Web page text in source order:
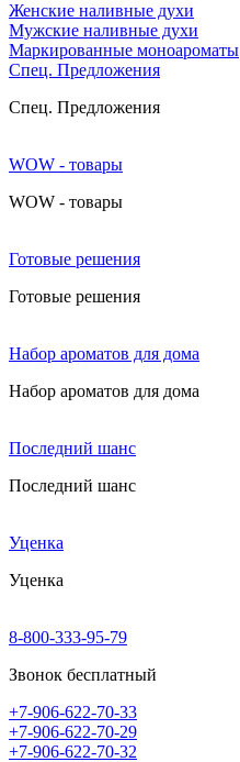
Женские наливные духи
Мужские наливные духи
Маркированные моноароматы
Cпец. Предложения
Cпец. Предложения
WOW - товары
WOW - товары
Готовые решения
Готовые решения
Набор ароматов для дома
Набор ароматов для дома
Последний шанс
Последний шанс
Уценка
Уценка
8-800-333-95-79
Звонок бесплатный
+7-906-622-70-33
+7-906-622-70-29
+7-906-622-70-32